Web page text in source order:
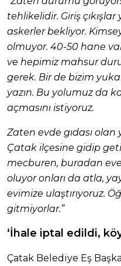
tehlikelidir. Giriş
askerler bekliyor.
olmuyor. 40-50 hane
ve hepimiz mahsur
gerek. Bir de bizim
yazın. Bu yolumuz da
açmasını istiyoruz.
Zaten evde gıdası
Çatak ilçesine gidip
mecburen, buradan
oluyor onları da atla,
evimize ulaştırıyoruz.
gitmiyorlar.”
‘İhale iptal edildi, köy
Çatak Belediye Eş